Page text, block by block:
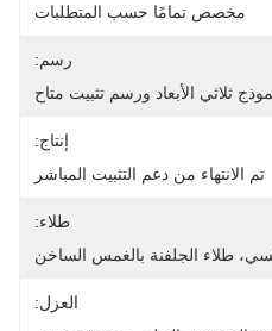
مخصص تمامًا حسب المتطلبات
رسم:
ثلاثي الأبعاد ورسم تثبيت متاح
إنتاج:
تم الانتهاء من دعم التثبيت المباشر
طلاء:
طلاء الجلفنة بالغمس الساخن
العزل: